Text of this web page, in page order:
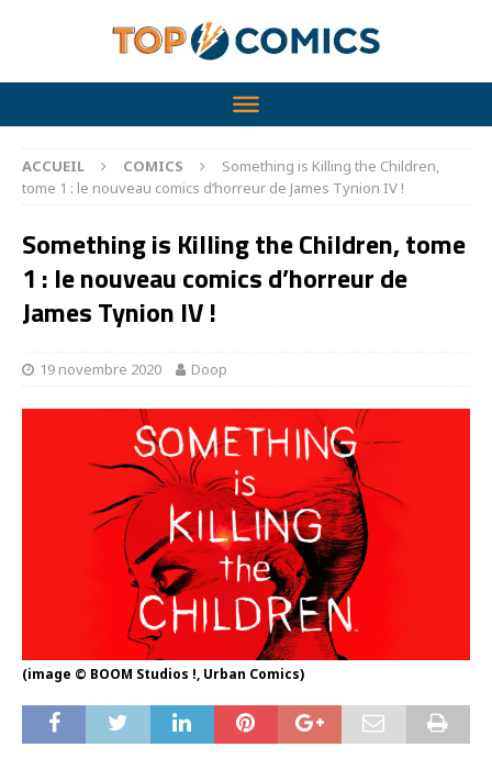
ACCUEIL COMICS
Something is Killing the Children,
tome 1 : le nouveau comics d’horreur de James Tynion IV !
Something is Killing the Children, tome
1 : le nouveau comics d’horreur de
James Tynion IV !
19 novembre 2020 Doop
(image © BOOM Studios !, Urban Comics)